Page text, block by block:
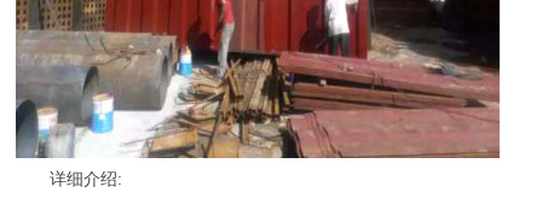
详细介绍: